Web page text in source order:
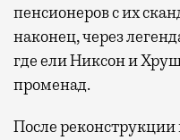
пенсионеров с их
наконец, через
где ели Никсон и
променад.
После реконструкции